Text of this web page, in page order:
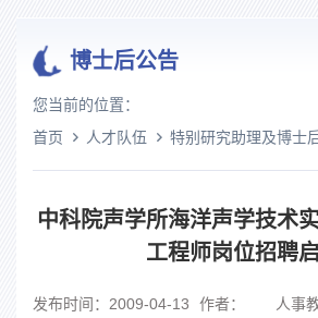
博士后公告
您当前的位置：
首页
人才队伍 特别研究助理及博士
中科院声学所海洋声学技术
工程师岗位招聘
发布时间：2009-04-13 作者： 人事